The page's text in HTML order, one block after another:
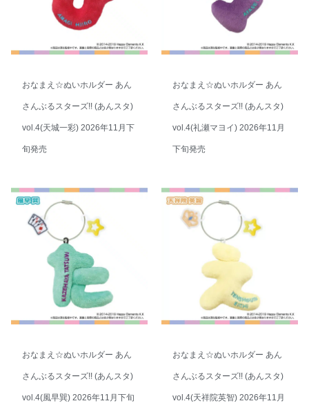
おなまえ☆ぬいホルダー あん
さんぶるスターズ!! (あんスタ)
vol.4(天城一彩) 2026年11月下
旬発売
おなまえ☆ぬいホルダー あん
さんぶるスターズ!! (あんスタ)
vol.4(礼瀬マヨイ) 2026年11月
下旬発売
おなまえ☆ぬいホルダー あん
さんぶるスターズ!! (あんスタ)
vol.4(風早巽) 2026年11月下旬
おなまえ☆ぬいホルダー あん
さんぶるスターズ!! (あんスタ)
vol.4(天祥院英智) 2026年11月